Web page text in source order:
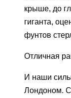
крыше, до
гиганта,
фунтов
Отличная
И наши
Лондоном.